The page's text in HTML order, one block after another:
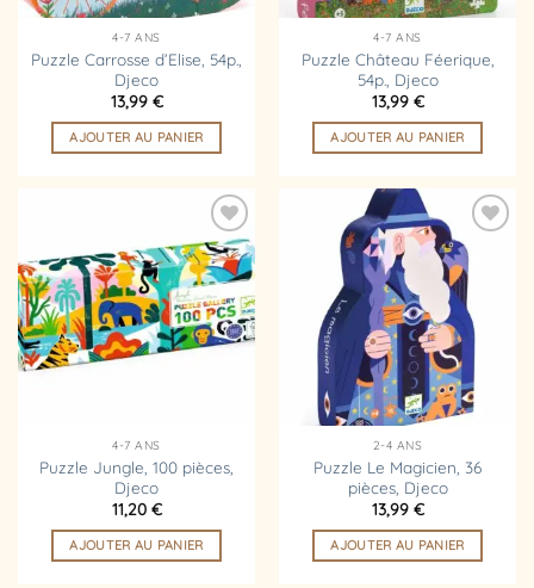
4-7 ANS
Puzzle Carrosse d’Elise, 54p.,
Djeco
13,99 €
AJOUTER AU PANIER
4-7 ANS
Puzzle Château Féerique,
54p., Djeco
13,99 €
AJOUTER AU PANIER
Ajouter
à la
liste
d’envies
4-7 ANS
Puzzle Jungle, 100 pièces,
Djeco
11,20 €
AJOUTER AU PANIER
Ajouter
liste
d’envies
2-4 ANS
Puzzle Le Magicien, 36
pièces, Djeco
13,99 €
AJOUTER AU PANIER